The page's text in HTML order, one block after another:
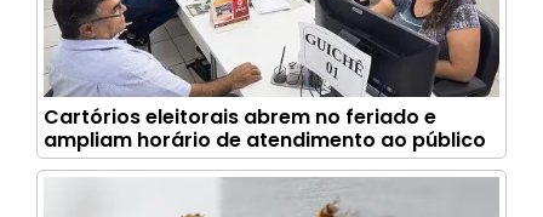
Cartórios eleitorais abrem no feriado e
ampliam horário de atendimento ao público